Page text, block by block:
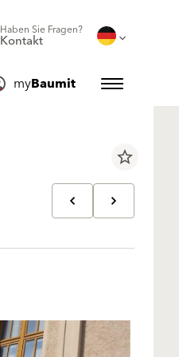
Haben Sie Fragen?
Kontakt
myBaumit
star_border